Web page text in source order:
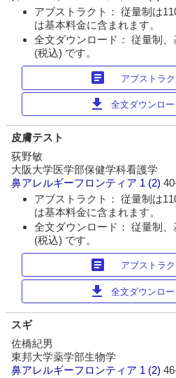
アブストラクト： 従量制は
は基本料金に含まれます。
全文ダウンロード： 従量制
(税込) です。
article アブストラ
download 全文ダウンロ
皮膚テスト
荻野敏
大阪大学医学部保健学科看護学
鼻アレルギーフロンティア 1 (2)
アブストラクト： 従量制は
は基本料金に含まれます。
全文ダウンロード： 従量制
(税込) です。
article アブストラ
download 全文ダウンロ
スギ
佐橋紀男
東邦大学薬学部生物学
鼻アレルギーフロンティア 1 (2)